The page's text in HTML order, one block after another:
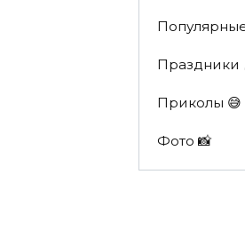
Праздники
Приколы 😅
Фото 📸